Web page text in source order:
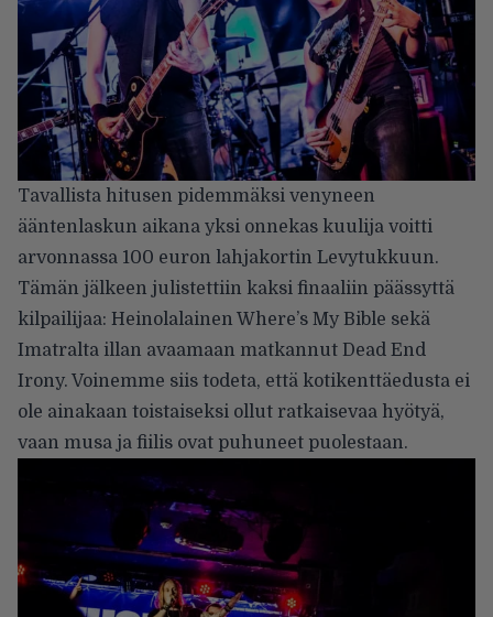
Tavallista hitusen pidemmäksi venyneen
ääntenlaskun aikana yksi onnekas kuulija voitti
arvonnassa 100 euron lahjakortin Levytukkuun.
Tämän jälkeen julistettiin kaksi finaaliin päässyttä
kilpailijaa: Heinolalainen Where’s My Bible sekä
Imatralta illan avaamaan matkannut Dead End
Irony. Voinemme siis todeta, että kotikenttäedusta ei
ole ainakaan toistaiseksi ollut ratkaisevaa hyötyä,
vaan musa ja fiilis ovat puhuneet puolestaan.